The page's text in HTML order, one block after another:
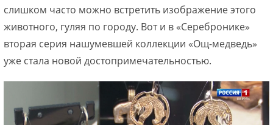
слишком часто можно встретить изображение этого
животного, гуляя по городу. Вот и в «Серебронике»
вторая серия нашумевшей коллекции «Ощ-медведь»
уже стала новой достопримечательностью.